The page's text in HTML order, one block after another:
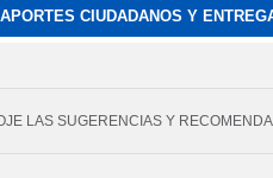
CIUDADANOS Y
LAS SUGERENCIAS Y